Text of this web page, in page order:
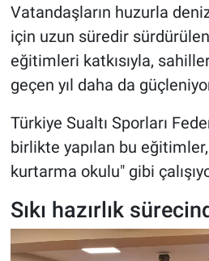
Vatandaşların huzurla
için uzun süredir
eğitimleri katkısıyla,
geçen yıl daha da
Türkiye Sualtı Sporları
birlikte yapılan bu
kurtarma okulu" gibi
Sıkı hazırlık